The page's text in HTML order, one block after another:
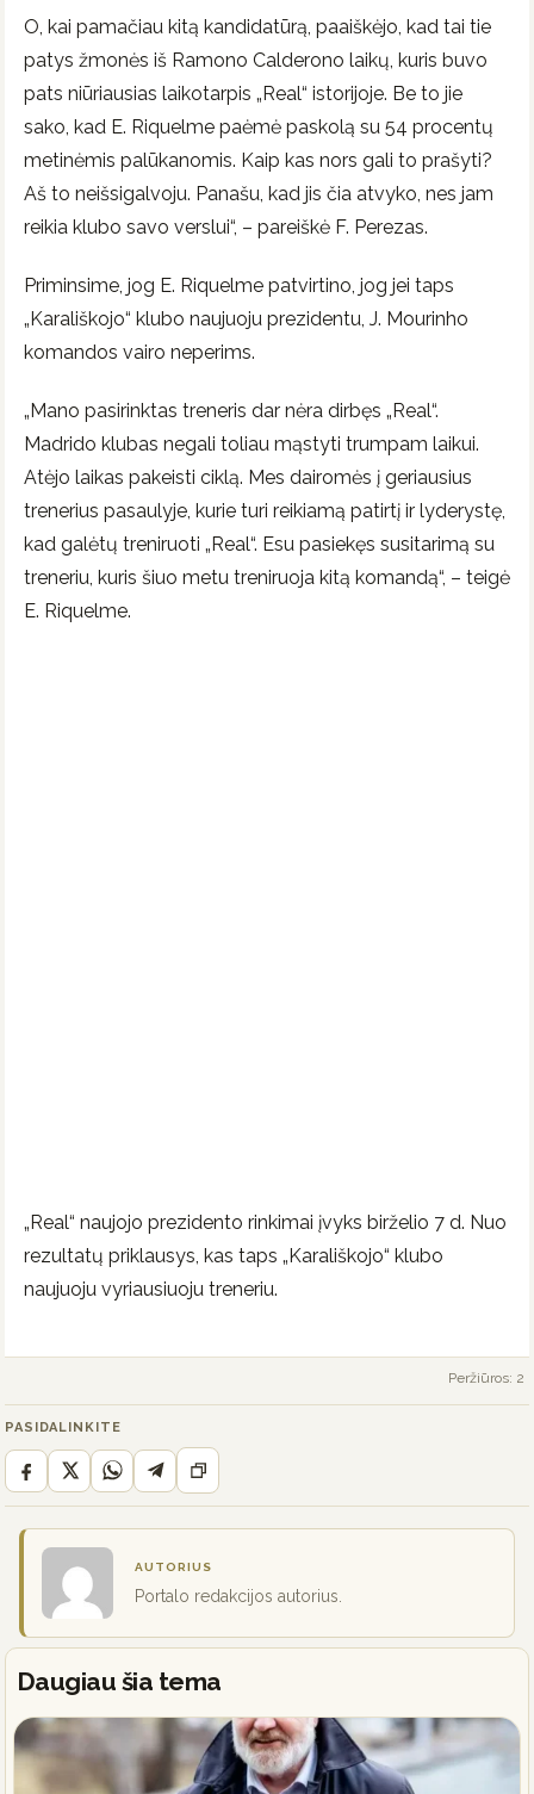
O, kai pamačiau kitą kandidatūrą, paaiškėjo, kad tai tie
patys žmonės iš Ramono Calderono laikų, kuris buvo
pats niūriausias laikotarpis „Real“ istorijoje. Be to jie
sako, kad E. Riquelme paėmė paskolą su 54 procentų
metinėmis palūkanomis. Kaip kas nors gali to prašyti?
Aš to neišsigalvoju. Panašu, kad jis čia atvyko, nes jam
reikia klubo savo verslui“, – pareiškė F. Perezas.
Priminsime, jog E. Riquelme patvirtino, jog jei taps
„Karališkojo“ klubo naujuoju prezidentu, J. Mourinho
komandos vairo neperims.
„Mano pasirinktas treneris dar nėra dirbęs „Real“.
Madrido klubas negali toliau mąstyti trumpam laikui.
Atėjo laikas pakeisti ciklą. Mes dairomės į geriausius
trenerius pasaulyje, kurie turi reikiamą patirtį ir lyderystę,
kad galėtų treniruoti „Real“. Esu pasiekęs susitarimą su
treneriu, kuris šiuo metu treniruoja kitą komandą“, – teigė
E. Riquelme.
„Real“ naujojo prezidento rinkimai įvyks birželio 7 d. Nuo
rezultatų priklausys, kas taps „Karališkojo“ klubo
naujuoju vyriausiuoju treneriu.
Peržiūros: 2
PASIDALINKITE
AUTORIUS
Portalo redakcijos autorius.
Daugiau šia tema